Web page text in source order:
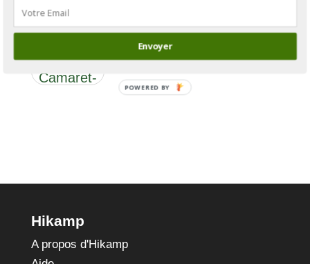
GR®34
section 10
Trégana à
Camaret-
Hikamp
A propos d'Hikamp
Envoyer
POWERED BY